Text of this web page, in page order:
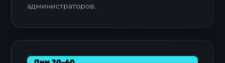
администраторов.